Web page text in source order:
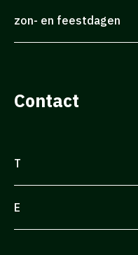
zon- en feestdagen
Contact
T
E